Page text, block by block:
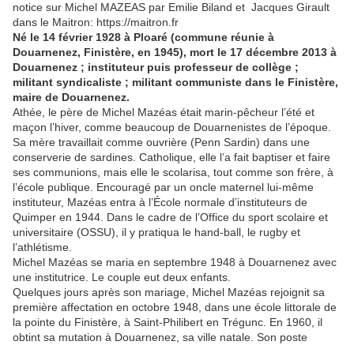
notice sur Michel MAZEAS par Emilie Biland et Jacques Girault
dans le Maitron: https://maitron.fr
Né le 14 février 1928 à Ploaré (commune réunie à
Douarnenez, Finistère, en 1945), mort le 17 décembre 2013 à
Douarnenez ; instituteur puis professeur de collège ;
militant syndicaliste ; militant communiste dans le Finistère,
maire de Douarnenez.
Athée, le père de Michel Mazéas était marin-pêcheur l’été et
maçon l’hiver, comme beaucoup de Douarnenistes de l’époque.
Sa mère travaillait comme ouvrière (Penn Sardin) dans une
conserverie de sardines. Catholique, elle l’a fait baptiser et faire
ses communions, mais elle le scolarisa, tout comme son frère, à
l’école publique. Encouragé par un oncle maternel lui-même
instituteur, Mazéas entra à l’École normale d’instituteurs de
Quimper en 1944. Dans le cadre de l’Office du sport scolaire et
universitaire (OSSU), il y pratiqua le hand-ball, le rugby et
l’athlétisme.
Michel Mazéas se maria en septembre 1948 à Douarnenez avec
une institutrice. Le couple eut deux enfants.
Quelques jours après son mariage, Michel Mazéas rejoignit sa
première affectation en octobre 1948, dans une école littorale de
la pointe du Finistère, à Saint-Philibert en Trégunc. En 1960, il
obtint sa mutation à Douarnenez, sa ville natale. Son poste